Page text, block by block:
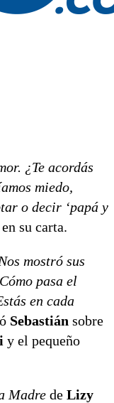
¿Te acordás
miedo,
o decir ‘papá y
en su carta.
mostró sus
pasa el
en cada
Sebastián sobre
y el pequeño
Madre de Lizy